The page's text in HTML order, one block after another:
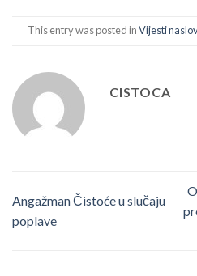
This entry was posted inVijesti
CISTOCA
Angažman Čistoće u slučaju
poplave